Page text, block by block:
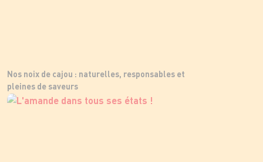
Nos noix de cajou : naturelles, responsables et
pleines de saveurs